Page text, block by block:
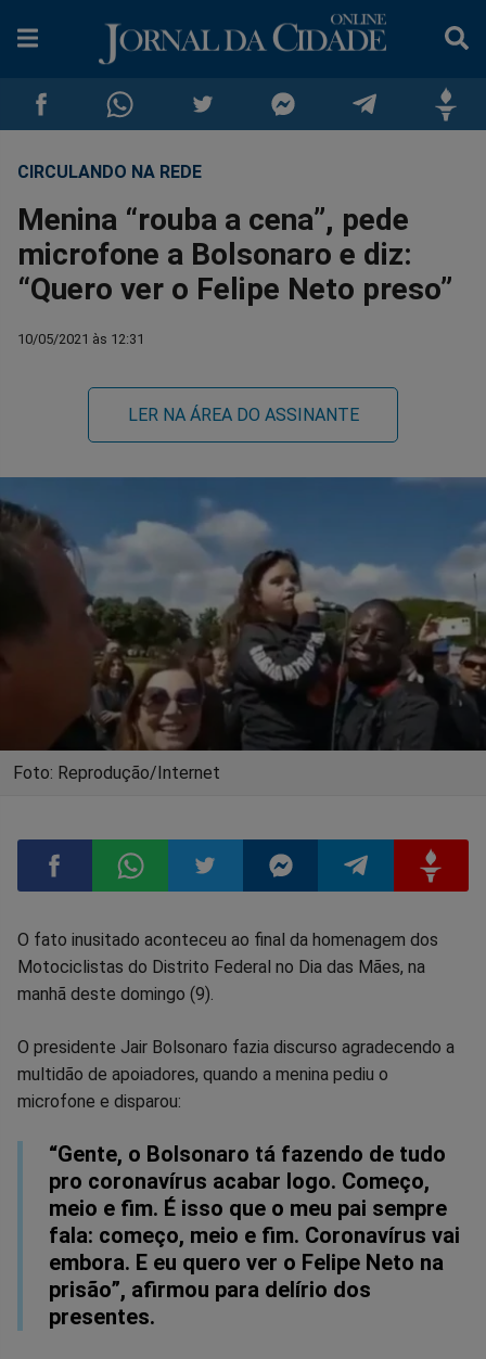
Compartilhar
no
Facebook
Compartilhar
no
Whatsapp
Compartilhar
no
Twitter
no
Messenger
no
TelegramGettr
CIRCULANDO NA REDE
Menina “rouba a cena”, pede
microfone a Bolsonaro e diz:
“Quero ver o Felipe Neto preso”
10/05/2021 às 12:31
LER NA ÁREA DO ASSINANTE
Foto: Reprodução/Internet
Compartilhar
no
Facebook
Compartilhar
no
Whatsapp
Compartilhar
no
Twitter
Compartilhar
Messenger
Compartilhar
TelegramGettr
O fato inusitado aconteceu ao final da homenagem dos
Motociclistas do Distrito Federal no Dia das Mães, na
manhã deste domingo (9).
O presidente Jair Bolsonaro fazia discurso agradecendo a
multidão de apoiadores, quando a menina pediu o
microfone e disparou:
“Gente, o Bolsonaro tá fazendo de tudo
pro coronavírus acabar logo. Começo,
meio e fim. É isso que o meu pai sempre
fala: começo, meio e fim. Coronavírus vai
embora. E eu quero ver o Felipe Neto na
prisão”, afirmou para delírio dos
presentes.